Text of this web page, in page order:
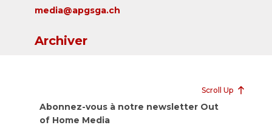
media@apgsga.ch
Archiver
Scroll Up
Abonnez-vous à notre newsletter Out
of Home Media